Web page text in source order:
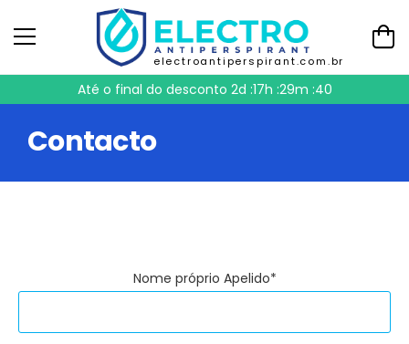
electroantiperspirant.com.br
Até o final do desconto 2d :17h :29m :40
Contacto
Nome próprio Apelido*